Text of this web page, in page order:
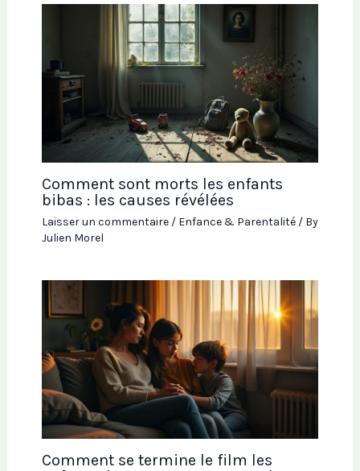
Comment sont morts les enfants
bibas : les causes révélées
Laisser un commentaire / Enfance & Parentalité/ By
Julien Morel
Comment se termine le film les